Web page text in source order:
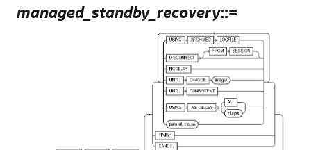
managed_standby_recovery::=